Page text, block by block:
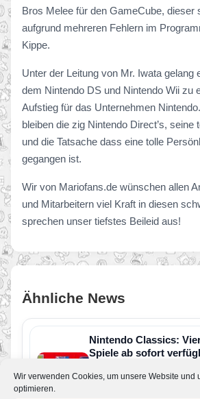
Wir verwenden Cookies, um unsere Website und
optimieren.
Bros Melee für den GameCube, dieser
aufgrund mehreren Fehlern im
Kippe.
Unter der Leitung von Mr. Iwata gelang
dem Nintendo DS und Nintendo Wii zu
Aufstieg für das Unternehmen
bleiben die zig Nintendo Direct’s, seine
und die Tatsache dass eine tolle
gegangen ist.
Wir von Mariofans.de wünschen allen
und Mitarbeitern viel Kraft in diesen
sprechen unser tiefstes Beileid aus!
Ähnliche News
Nintendo Classics:
Spiele ab sofort
Von JoKo•11. Juli 2026